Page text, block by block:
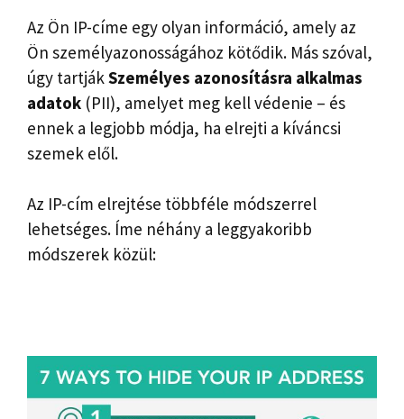
Az Ön IP-címe egy olyan információ, amely az
Ön személyazonosságához kötődik. Más szóval,
úgy tartják Személyes azonosításra alkalmas
adatok (PII), amelyet meg kell védenie – és
ennek a legjobb módja, ha elrejti a kíváncsi
szemek elől.
Az IP-cím elrejtése többféle módszerrel
lehetséges. Íme néhány a leggyakoribb
módszerek közül: